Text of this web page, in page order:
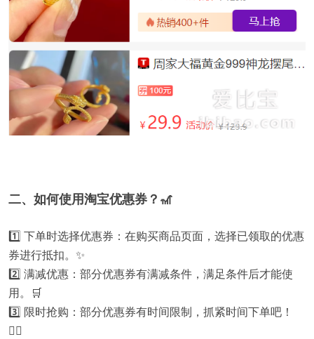
二、如何使用淘宝优惠券？🎢
1️⃣ 下单时选择优惠券：在购买商品页面，选择已领取的优惠
券进行抵扣。✨
2️⃣ 满减优惠：部分优惠券有满减条件，满足条件后才能使
用。🛒
3️⃣ 限时抢购：部分优惠券有时间限制，抓紧时间下单吧！
🏃‍♀️